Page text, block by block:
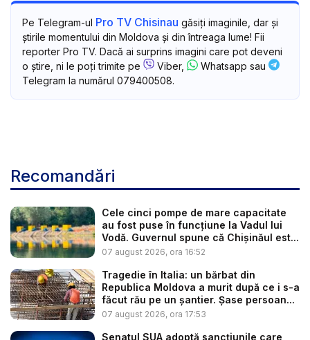
Pe Telegram-ul Pro TV Chisinau găsiți imaginile, dar și
știrile momentului din Moldova și din întreaga lume! Fii
reporter Pro TV. Dacă ai surprins imagini care pot deveni
o știre, ni le poți trimite pe
Viber,
Whatsapp sau
Telegram la numărul 079400508.
Recomandări
Cele cinci pompe de mare capacitate
au fost puse în funcțiune la Vadul lui
Vodă. Guvernul spune că Chișinăul est...
07 august 2026, ora 16:52
Tragedie în Italia: un bărbat din
Republica Moldova a murit după ce i s-a
făcut rău pe un șantier. Șase persoan...
07 august 2026, ora 17:53
Senatul SUA adoptă sancțiunile care